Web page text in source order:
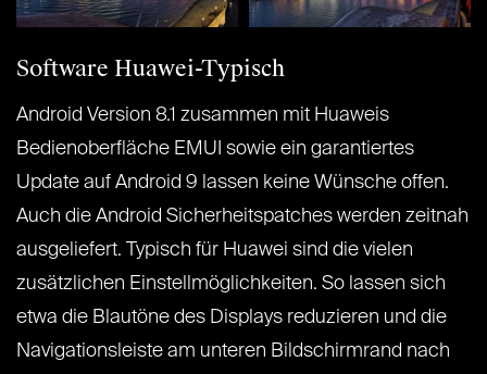
Software Huawei-Typisch
Android Version 8.1 zusammen mit Huaweis
Bedienoberfläche EMUI sowie ein garantiertes
Update auf Android 9 lassen keine Wünsche offen.
Auch die Android Sicherheitspatches werden zeitnah
ausgeliefert. Typisch für Huawei sind die vielen
zusätzlichen Einstellmöglichkeiten. So lassen sich
etwa die Blautöne des Displays reduzieren und die
Navigationsleiste am unteren Bildschirmrand nach